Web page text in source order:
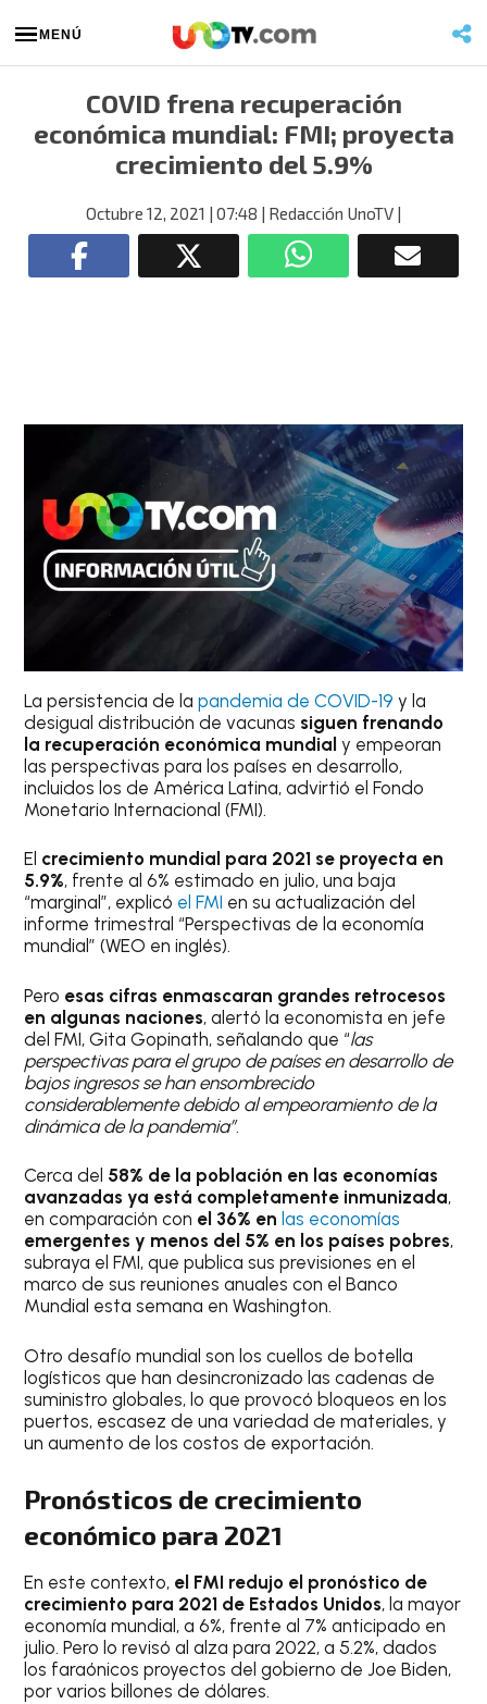
MENÚ
COVID frena recuperación
económica mundial: FMI; proyecta
crecimiento del 5.9%
Octubre 12, 2021 | 07:48 | Redacción UnoTV |
La persistencia de lapandemia de COVID-19 y la
desigual distribución de vacunas siguen frenando
la recuperación económica mundial y empeoran
las perspectivas para los países en desarrollo,
incluidos los de América Latina, advirtió el Fondo
Monetario Internacional (FMI).
El crecimiento mundial para 2021 se proyecta en
5.9%, frente al 6% estimado en julio, una baja
“marginal”, explicó el FMI en su actualización del
informe trimestral “Perspectivas de la economía
mundial” (WEO en inglés).
Pero esas cifras enmascaran grandes retrocesos
en algunas naciones, alertó la economista en jefe
del FMI, Gita Gopinath, señalando que “las
perspectivas para el grupo de países en desarrollo de
bajos ingresos se han ensombrecido
considerablemente debido al empeoramiento de la
dinámica de la pandemia”.
Cerca del 58% de la población en las economías
avanzadas ya está completamente inmunizada,
en comparación con el 36% en las economías
emergentes y menos del 5% en los países pobres,
subraya el FMI, que publica sus previsiones en el
marco de sus reuniones anuales con el Banco
Mundial esta semana en Washington.
Otro desafío mundial son los cuellos de botella
logísticos que han desincronizado las cadenas de
suministro globales, lo que provocó bloqueos en los
puertos, escasez de una variedad de materiales, y
un aumento de los costos de exportación.
Pronósticos de crecimiento
económico para 2021
En este contexto, el FMI redujo el pronóstico de
crecimiento para 2021 de Estados Unidos, la mayor
economía mundial, a 6%, frente al 7% anticipado en
julio. Pero lo revisó al alza para 2022, a 5.2%, dados
los faraónicos proyectos del gobierno de Joe Biden,
por varios billones de dólares.